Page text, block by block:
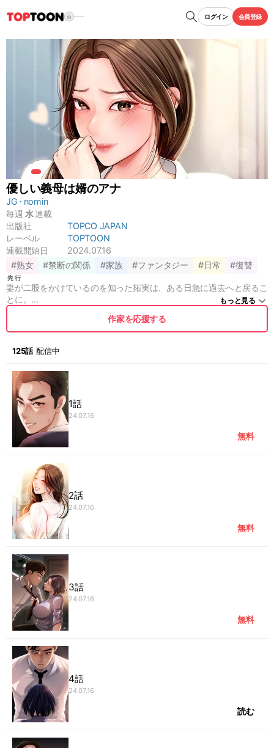
ログイン 会員登録
優しい義母は婿のアナ
JG
nomin
毎週 水連載
出版社
TOPCO JAPAN
レーベル
TOPTOON
連載開始日
2024.07.16
#熟女
#禁断の関係 #家族 #ファンタジー #日常 #復讐
もっと見る
妻が二股をかけているのを知った拓実は、ある日急に過去へと戻るこ
とに。
拓実は実の息子のように接してくれた義母の秘密を利用し、妻に復讐
｢拓実くん、こんなのダメよ…｣
作家を応援する
125話 配信中
1話
24.07.16
無料
2話
24.07.16
無料
3話
24.07.16
無料
4話
24.07.16
読む